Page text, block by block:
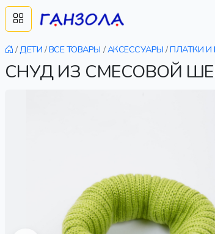
/ДЕТИ /ВСЕ ТОВАРЫ /АКСЕССУАРЫ /ПЛАТКИ
СНУД ИЗ СМЕСОВОЙ